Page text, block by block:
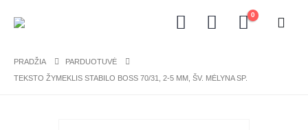
0
PRADŽIA
PARDUOTUVĖ
TEKSTO ŽYMEKLIS STABILO BOSS 70/31, 2-5 MM, ŠV. MĖLYNA SP.